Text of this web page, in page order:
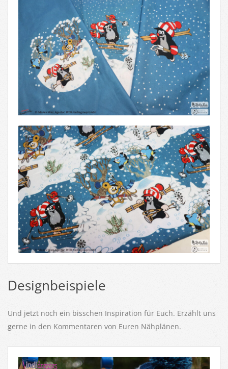
Designbeispiele
Und jetzt noch ein bisschen Inspiration für Euch. Erzählt uns
gerne in den Kommentaren von Euren Nähplänen.